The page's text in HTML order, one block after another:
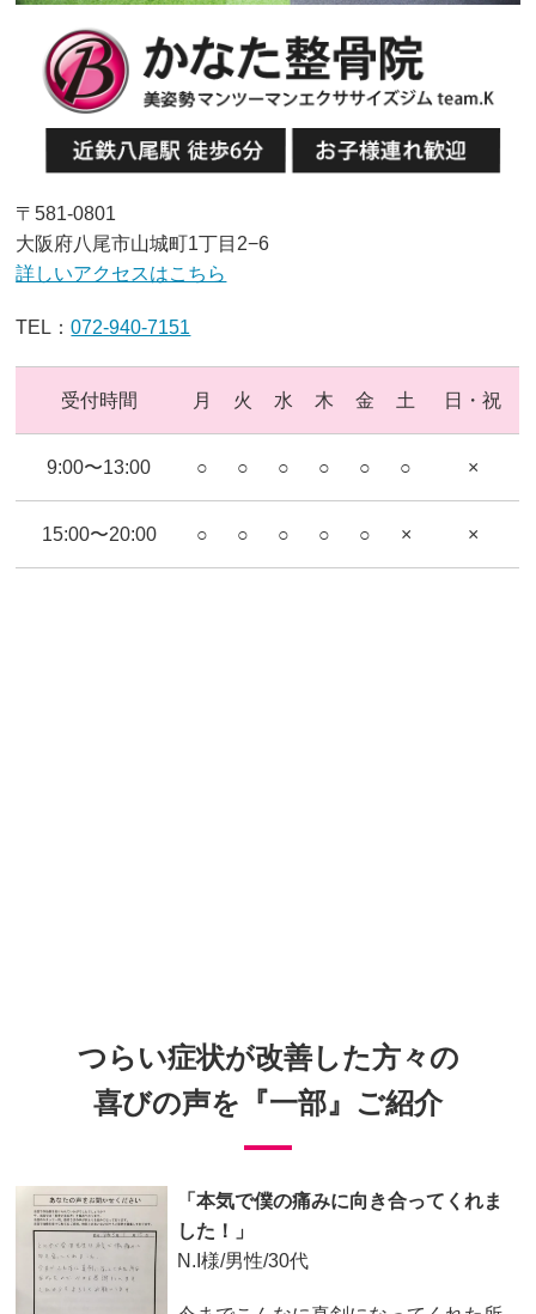
〒581-0801
大阪府八尾市山城町1丁目2−6
詳しいアクセスはこちら
TEL：072-940-7151
受付時間 月 火 水 木 金 土 日・祝
9:00〜13:00 ○ ○ ○ ○ ○ ○ ×
15:00〜20:00 ○ ○ ○ ○ ○ × ×
つらい症状が改善した方々の
喜びの声を『一部』ご紹介
「本気で僕の痛みに向き合ってくれま
した！」
N.I様/男性/30代